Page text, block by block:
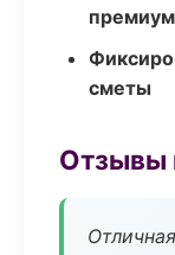
сметы
Отзывы